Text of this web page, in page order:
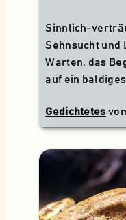
Sinnlich-
Sehnsucht und
Warten, das
auf ein
Gedichtetes